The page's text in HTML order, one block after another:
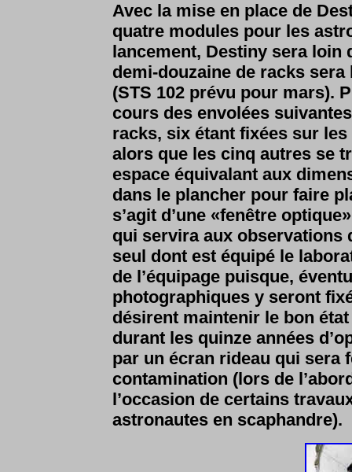
Avec la mise en place de
quatre modules pour les
lancement, Destiny sera loin
demi-douzaine de racks
(STS 102 prévu pour mars).
cours des envolées
racks, six étant fixées sur
alors que les cinq autres se
espace équivalant aux
dans le plancher pour faire
s’agit d’une «fenêtre
qui servira aux observations
seul dont est équipé le
de l’équipage puisque,
photographiques y seront
désirent maintenir le bon
durant les quinze années
par un écran rideau qui sera
contamination (lors de
l’occasion de certains
astronautes en scaphandre).